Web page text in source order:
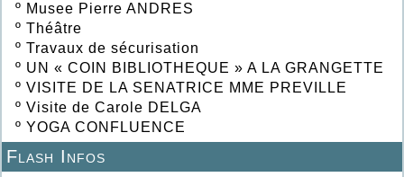
º Musee Pierre ANDRES
º Théâtre
º Travaux de sécurisation
º UN « COIN BIBLIOTHEQUE » A LA GRANGETTE
º VISITE DE LA SENATRICE MME PREVILLE
º Visite de Carole DELGA
º YOGA CONFLUENCE
Flash Infos